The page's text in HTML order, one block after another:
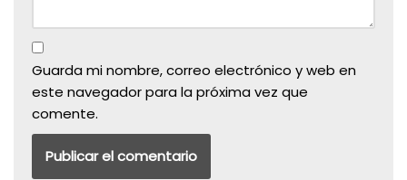
Guarda mi nombre, correo electrónico y web en
este navegador para la próxima vez que
comente.